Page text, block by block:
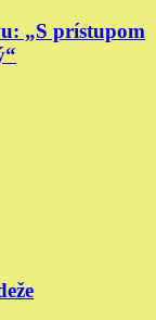
„S prístupom